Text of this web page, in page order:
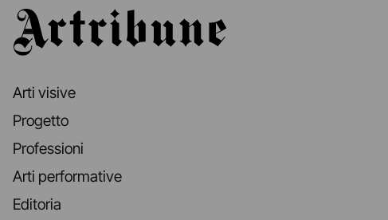
Artribune
Arti visive
Progetto
Professioni
Arti performative
Editoria